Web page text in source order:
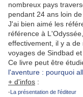
nombreux pays
pendant 24 ans loin de
J'ai bien aimé les
référence à
effectivement, il y a
voyages de Sindbad
Ce livre peut être
l'aventure : pourquoi
+ d'infos :
-La présentation de l'éditeur